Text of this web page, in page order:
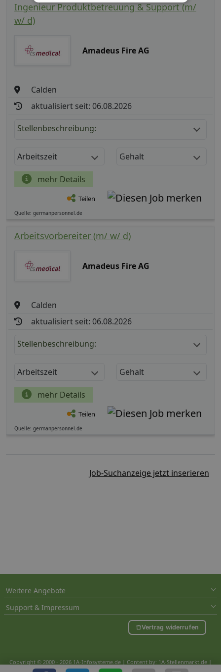
Ingenieur Produktbetreuung & Support (m/
w/ d)
Amadeus Fire AG
Calden
aktualisiert seit: 06.08.2026
Stellenbeschreibung:
Arbeitszeit Gehalt
mehr Details
Teilen
Quelle: germanpersonnel.de
Arbeitsvorbereiter (m/ w/ d)
Amadeus Fire AG
Calden
aktualisiert seit: 06.08.2026
Stellenbeschreibung:
Arbeitszeit Gehalt
mehr Details
Teilen
Quelle: germanpersonnel.de
Job-Suchanzeige jetzt inserieren
Weitere Angebote
Support & Impressum
Vertrag widerrufen
Copyright © 2000 - 2026 1A-Infosysteme.de | Content by: 1A-Stellenmarkt.de |
06.08.2026| CFo: nur_Artikel|SEO_anpassung ( 2.463)